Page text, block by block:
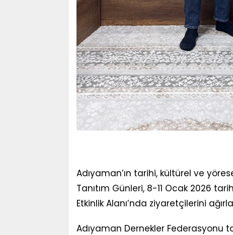
Adıyaman’ın tarihi, kültürel ve
Tanıtım Günleri, 8-11 Ocak 2026
Etkinlik Alanı’nda ziyaretçilerini
Adıyaman Dernekler Federasyonu